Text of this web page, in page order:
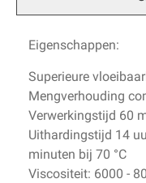
Eigenschappen:
Superieure
Mengverhouding
Verwerkingstijd 60
Uithardingstijd 14
minuten bij 70 °C
Viscositeit: 6000 -